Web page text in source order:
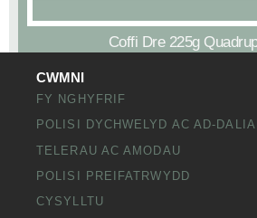
Coffi Dre 225g
CWMNI
FY NGHYFRIF
POLISI DYCHWELYD AC AD-
TELERAU AC AMODAU
POLISI PREIFATRWYDD
CYSYLLTU